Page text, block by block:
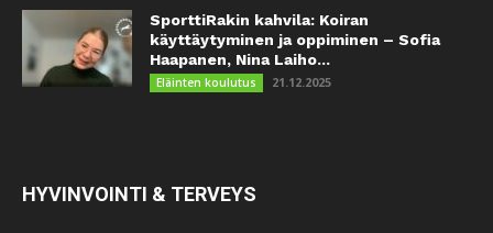
SporttiRakin kahvila: Koiran
käyttäytyminen ja oppiminen – Sofia
Haapanen, Nina Laiho...
Eläinten koulutus 21.12.2025
HYVINVOINTI & TERVEYS